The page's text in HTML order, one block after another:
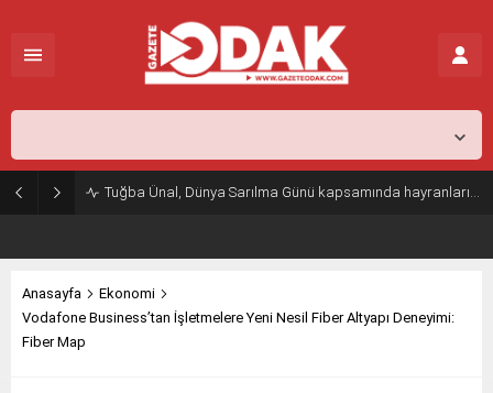
Tuğba Ünal, Dünya Sarılma Günü kapsamında hayranlarıyla buluştu
Anasayfa
Ekonomi
Vodafone Business’tan İşletmelere Yeni Nesil Fiber Altyapı Deneyimi:
Fiber Map